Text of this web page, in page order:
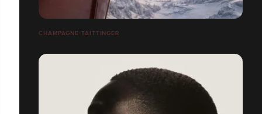
CHAMPAGNE TAITTINGER